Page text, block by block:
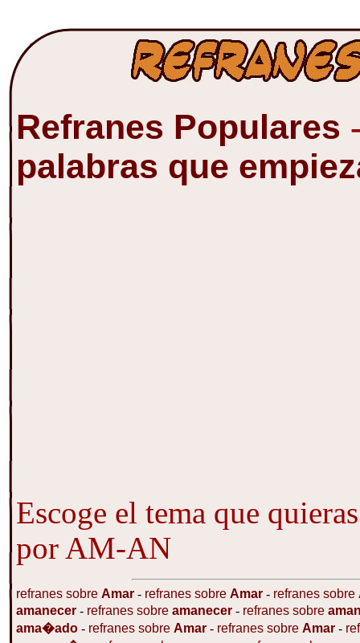
Refranes Populares
palabras que
Escoge el tema que
por AM-AN
refranes sobre Amar - refranes sobre Amar - refranes sobre
amanecer - refranes sobre amanecer - refranes sobre
ama�ado - refranes sobre Amar - refranes sobre Amar -